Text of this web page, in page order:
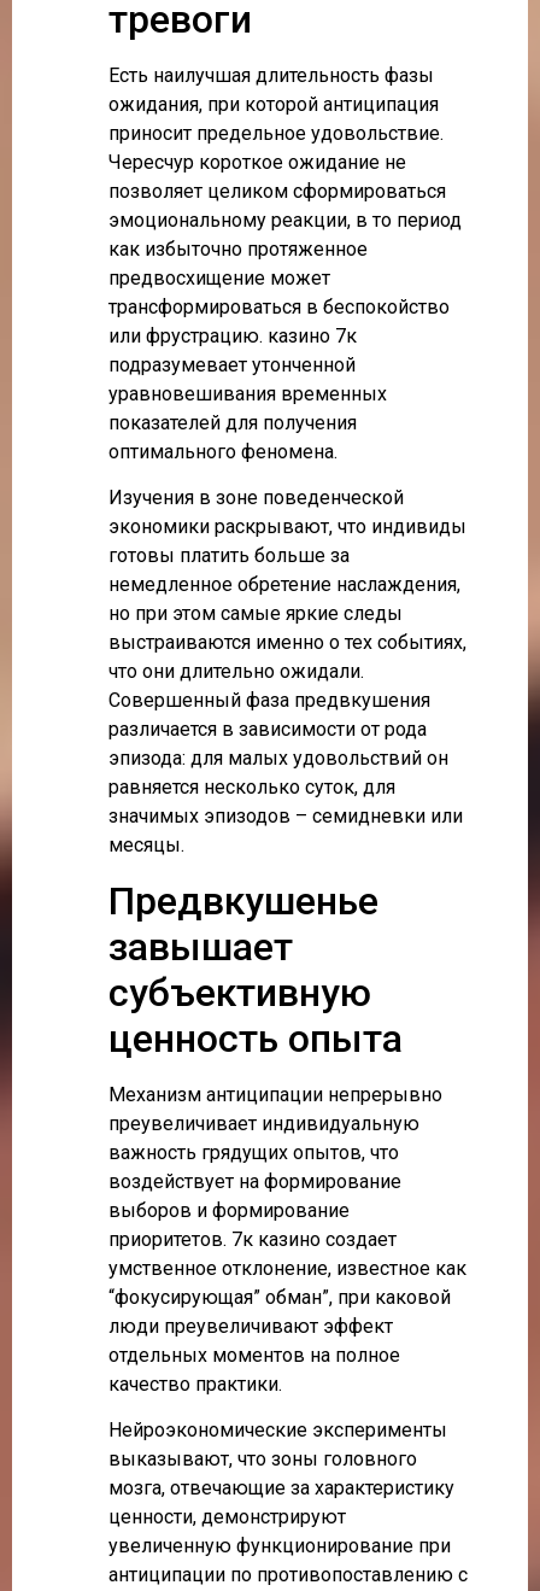
тревоги
Есть наилучшая длительность фазы
ожидания, при которой антиципация
приносит предельное удовольствие.
Чересчур короткое ожидание не
позволяет целиком сформироваться
эмоциональному реакции, в то период
как избыточно протяженное
предвосхищение может
трансформироваться в беспокойство
или фрустрацию. казино 7к
подразумевает утонченной
уравновешивания временных
показателей для получения
оптимального феномена.
Изучения в зоне поведенческой
экономики раскрывают, что индивиды
готовы платить больше за
немедленное обретение наслаждения,
но при этом самые яркие следы
выстраиваются именно о тех событиях,
что они длительно ожидали.
Совершенный фаза предвкушения
различается в зависимости от рода
эпизода: для малых удовольствий он
равняется несколько суток, для
значимых эпизодов – семидневки или
месяцы.
Предвкушенье
завышает
субъективную
ценность опыта
Механизм антиципации непрерывно
преувеличивает индивидуальную
важность грядущих опытов, что
воздействует на формирование
выборов и формирование
приоритетов. 7к казино создает
умственное отклонение, известное как
“фокусирующая” обман”, при каковой
люди преувеличивают эффект
отдельных моментов на полное
качество практики.
Нейроэкономические эксперименты
выказывают, что зоны головного
мозга, отвечающие за характеристику
ценности, демонстрируют
увеличенную функционирование при
антиципации по противопоставлению с